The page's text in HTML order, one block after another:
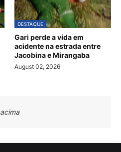
DESTAQUE
Gari perde a vida em
acidente na estrada entre
Jacobina e Mirangaba
August 02, 2026
acima